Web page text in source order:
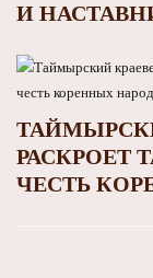
И
РАСКРОЕТ
ЧЕСТЬ